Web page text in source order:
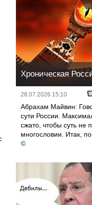
Хроническая
28.07.2026 15:10
Абрахам Майвин:
сути России.
сжато, чтобы суть не
многословии. Итак, по
©